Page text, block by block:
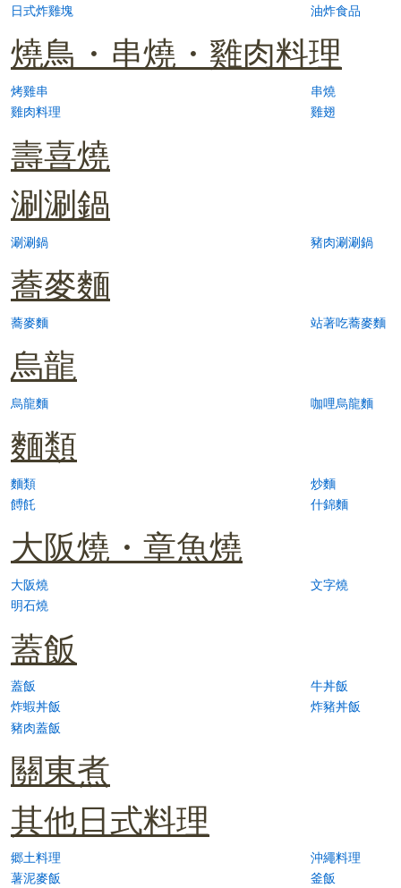
日式炸雞塊
油炸食品
燒鳥・串燒・雞肉料理
烤雞串
串燒
雞肉料理
雞翅
壽喜燒
涮涮鍋
涮涮鍋 豬肉涮涮鍋
蕎麥麵
蕎麥麵 站著吃蕎麥麵
烏龍
烏龍麵 咖哩烏龍麵
麵類
麵類
炒麵
餺飥
什錦麵
大阪燒・章魚燒
大阪燒
文字燒
明石燒
蓋飯
蓋飯
牛丼飯
炸蝦丼飯
炸豬丼飯
豬肉蓋飯
關東煮
其他日式料理
郷土料理
沖繩料理
薯泥麥飯
釜飯